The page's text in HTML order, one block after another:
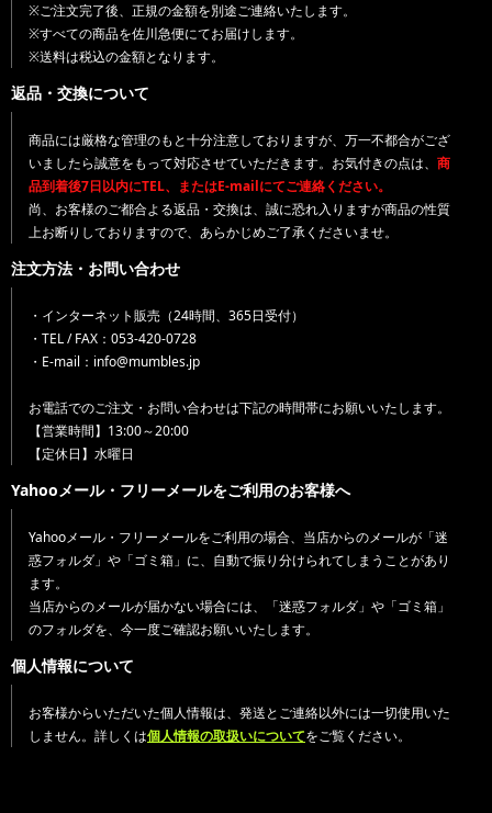
※ご注文完了後、正規の金額を別途ご連絡いたします。
※すべての商品を佐川急便にてお届けします。
※送料は税込の金額となります。
返品・交換について
商品には厳格な管理のもと十分注意しておりますが、万一不都合がござ
いましたら誠意をもって対応させていただきます。お気付きの点は、 商
品到着後7日以内にTEL、またはE-mailにてご連絡ください。
尚、お客様のご都合よる返品・交換は、誠に恐れ入りますが商品の性質
上お断りしておりますので、あらかじめご了承くださいませ。
注文方法・お問い合わせ
・インターネット販売（24時間、365日受付）
・TEL / FAX：053-420-0728
・E-mail：info@mumbles.jp
お電話でのご注文・お問い合わせは下記の時間帯にお願いいたします。
【営業時間】13:00～20:00
【定休日】水曜日
Yahooメール・フリーメールをご利用のお客様へ
Yahooメール・フリーメールをご利用の場合、当店からのメールが「迷
惑フォルダ」や「ゴミ箱」に、自動で振り分けられてしまうことがあり
ます。
当店からのメールが届かない場合には、「迷惑フォルダ」や「ゴミ箱」
のフォルダを、今一度ご確認お願いいたします。
個人情報について
お客様からいただいた個人情報は、発送とご連絡以外には一切使用いた
しません。詳しくは個人情報の取扱いについてをご覧ください。